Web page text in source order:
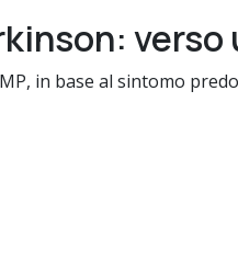
in base al sintomo